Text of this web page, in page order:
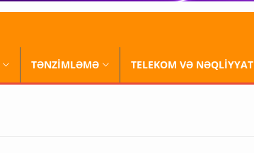
TƏNZİMLƏMƏ TELEKOM VƏ NƏQLİYYAT